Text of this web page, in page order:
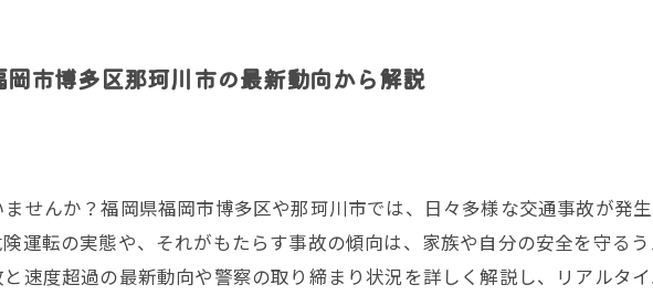
市博多区那珂川市の最新動向から解説
せんか？福岡県福岡市博多区や那珂川市では、日々多様な交通事故が発生
運転の実態や、それがもたらす事故の傾向は、家族や自分の安全を守るう
速度超過の最新動向や警察の取り締まり状況を詳しく解説し、リアルタ